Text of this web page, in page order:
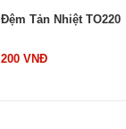
Đệm Tản Nhiệt TO220
200 VNĐ